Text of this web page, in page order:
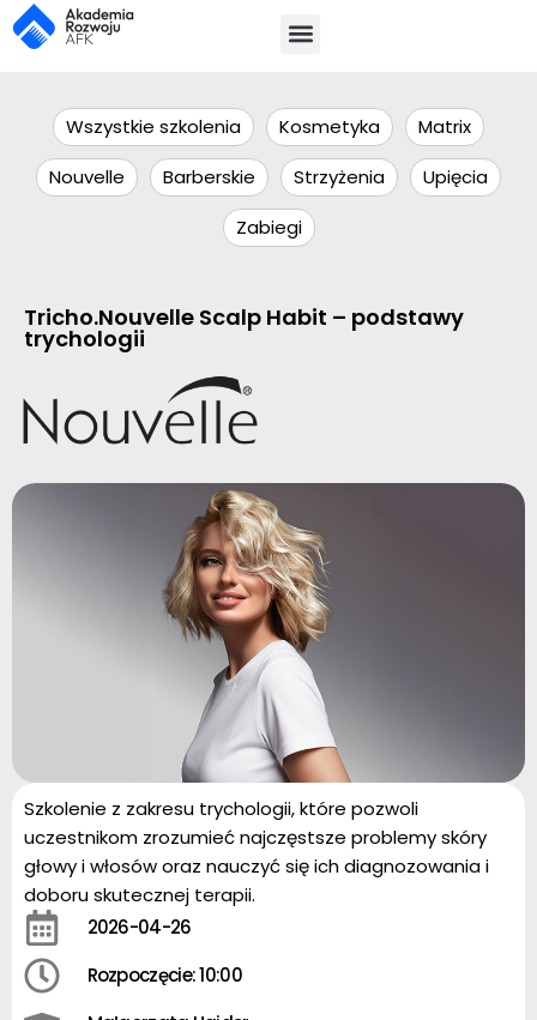
Wszystkie szkolenia Kosmetyka
Matrix
Nouvelle
Barberskie Strzyżenia
Upięcia
Zabiegi
Tricho.Nouvelle Scalp Habit – podstawy
trychologii
Szkolenie z zakresu trychologii, które pozwoli
uczestnikom zrozumieć najczęstsze problemy skóry
głowy i włosów oraz nauczyć się ich diagnozowania i
doboru skutecznej terapii.
2026-04-26
Rozpoczęcie: 10:00